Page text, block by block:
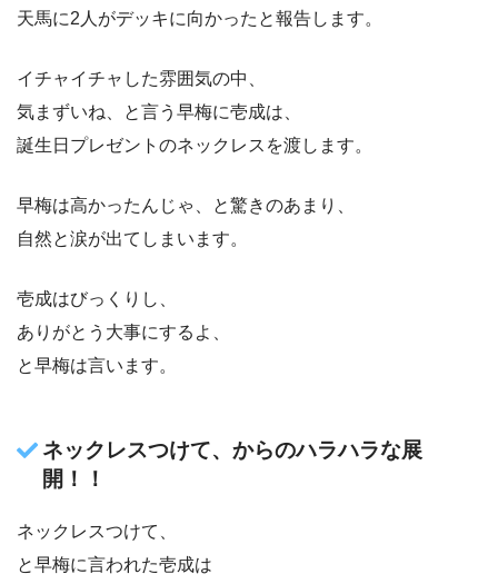
天馬に2人がデッキに向かったと報告します。
イチャイチャした雰囲気の中、
気まずいね、と言う早梅に壱成は、
誕生日プレゼントのネックレスを渡します。
早梅は高かったんじゃ、と驚きのあまり、
自然と涙が出てしまいます。
壱成はびっくりし、
ありがとう大事にするよ、
と早梅は言います。
ネックレスつけて、からのハラハラな展
開！！
ネックレスつけて、
と早梅に言われた壱成は